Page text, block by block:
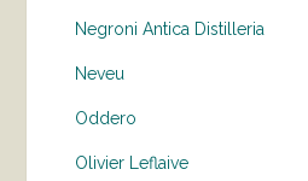
Negroni Antica Distilleria
Neveu
Oddero
Olivier Leflaive